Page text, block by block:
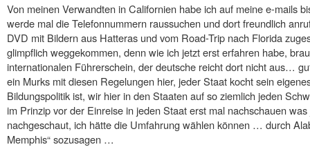
Von meinen Verwandten in Californien habe ich auf meine e-mails
werde mal die Telefonnummern raussuchen und dort freundlich
DVD mit Bildern aus Hatteras und vom Road-Trip nach Florida
glimpflich weggekommen, denn wie ich jetzt erst erfahren habe,
internationalen Führerschein, der deutsche reicht dort nicht aus…
ein Murks mit diesen Regelungen hier, jeder Staat kocht sein
Bildungspolitik ist, wir hier in den Staaten auf so ziemlich jeden
im Prinzip vor der Einreise in jeden Staat erst mal nachschauen
nachgeschaut, ich hätte die Umfahrung wählen können … durch
Memphis“ sozusagen …